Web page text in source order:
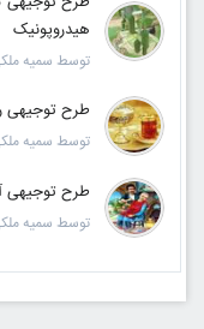
هیدروپونیک
توسط سمیه
طرح توجیهی
توسط سمیه
طرح توجیهی
توسط سمیه